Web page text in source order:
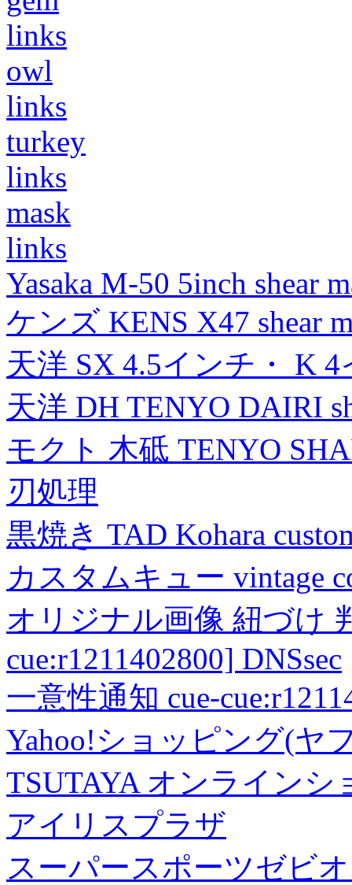
links
owl
links
turkey
links
mask
links
Yasaka M-50 5inch shear
ケンズ KENS X47 shear
天洋 SX 4.5インチ・ K
天洋 DH TENYO DAIRI
モクト 木砥 TENYO
刃処理
黒焼き TAD Kohara
カスタムキュー vintage
オリジナル画像 紐づけ
cue:r1211402800] DNSsec
一意性通知 cue-
Yahoo!ショッピング(ヤ
TSUTAYA オンラインシ
アイリスプラザ
スーパースポーツゼビ